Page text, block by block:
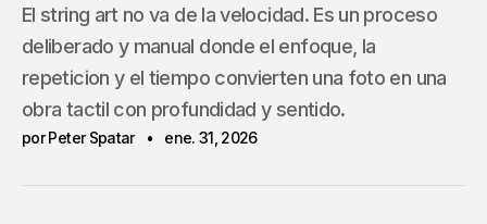
El string art no va de la velocidad. Es un proceso
deliberado y manual donde el enfoque, la
repeticion y el tiempo convierten una foto en una
obra tactil con profundidad y sentido.
por Peter Spatar ene. 31, 2026